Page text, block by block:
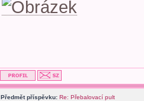
Předmět příspěvku: Re: Přebalovací pult